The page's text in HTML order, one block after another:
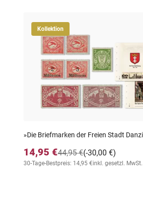
Kollektion
»Die Briefmarken der Freien Stadt
14,95 € (-30,00 €)
44,95 €
30-Tage-Bestpreis: 14,95 €inkl. gesetzl. MwSt.